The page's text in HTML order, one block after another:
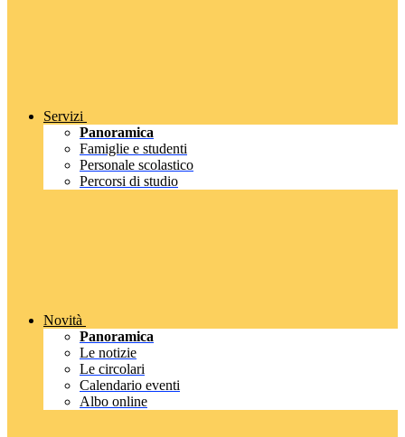
Servizi
Panoramica
Famiglie e studenti
Personale scolastico
Percorsi di studio
Novità
Panoramica
Le notizie
Le circolari
Calendario eventi
Albo online